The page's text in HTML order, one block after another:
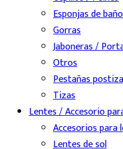
Esponjas de baño
Gorras
Jaboneras /
Otros
Pestañas
Tizas
Lentes / Accesorio
Accesorios para
Lentes de sol